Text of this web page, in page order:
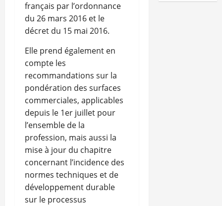
français par l’ordonnance
du 26 mars 2016 et le
décret du 15 mai 2016.
Elle prend également en
compte les
recommandations sur la
pondération des surfaces
commerciales, applicables
depuis le 1er juillet pour
l’ensemble de la
profession, mais aussi la
mise à jour du chapitre
concernant l’incidence des
normes techniques et de
développement durable
sur le processus